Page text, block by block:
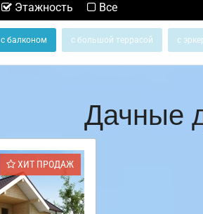
Этажность Все
с балконом с большой террасой с
Дачные
ХИТ ПРОДАЖ